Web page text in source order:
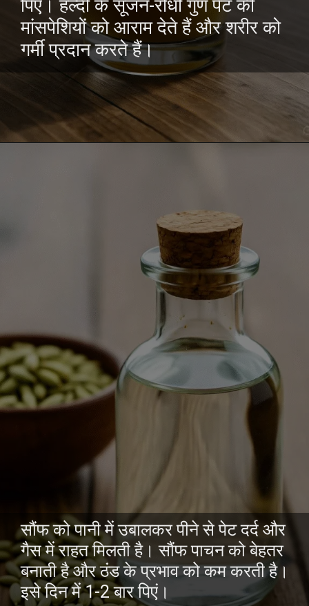
पिएं। हल्दी के सूजन-रोधी गुण पेट की
मांसपेशियों को आराम देते हैं और शरीर को
गर्मी प्रदान करते हैं।
सौंफ को पानी में उबालकर पीने से पेट दर्द और
गैस में राहत मिलती है। सौंफ पाचन को बेहतर
बनाती है और ठंड के प्रभाव को कम करती है।
इसे दिन में 1-2 बार पिएं।